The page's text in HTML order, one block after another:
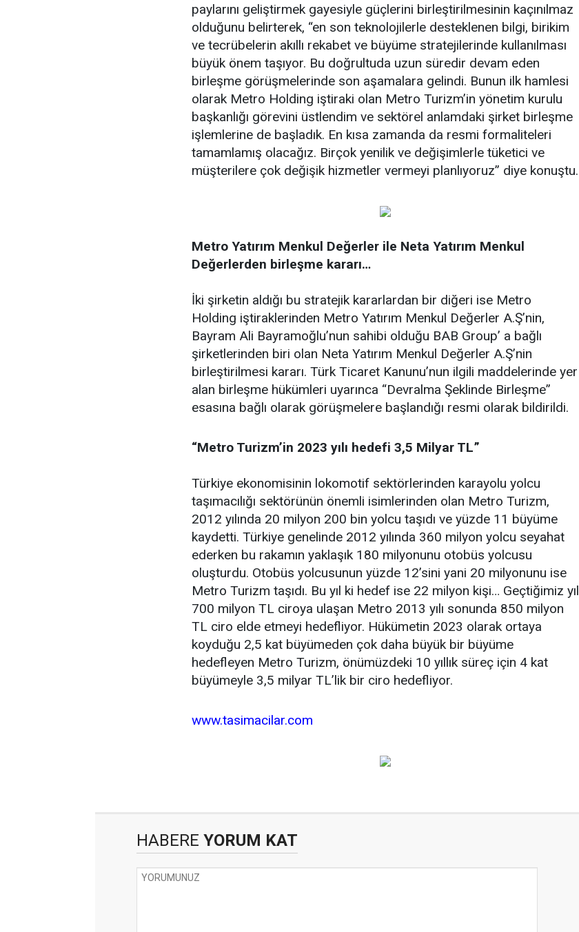
paylarını geliştirmek gayesiyle güçlerini birleştirilmesinin kaçınılmaz
olduğunu belirterek, “en son teknolojilerle desteklenen bilgi, birikim
ve tecrübelerin akıllı rekabet ve büyüme stratejilerinde kullanılması
büyük önem taşıyor. Bu doğrultuda uzun süredir devam eden
birleşme görüşmelerinde son aşamalara gelindi. Bunun ilk hamlesi
olarak Metro Holding iştiraki olan Metro Turizm’in yönetim kurulu
başkanlığı görevini üstlendim ve sektörel anlamdaki şirket birleşme
işlemlerine de başladık. En kısa zamanda da resmi formaliteleri
tamamlamış olacağız. Birçok yenilik ve değişimlerle tüketici ve
müşterilere çok değişik hizmetler vermeyi planlıyoruz” diye konuştu.
Metro Yatırım Menkul Değerler ile Neta Yatırım Menkul
Değerlerden birleşme kararı…
İki şirketin aldığı bu stratejik kararlardan bir diğeri ise Metro
Holding iştiraklerinden Metro Yatırım Menkul Değerler A.Ş’nin,
Bayram Ali Bayramoğlu’nun sahibi olduğu BAB Group’ a bağlı
şirketlerinden biri olan Neta Yatırım Menkul Değerler A.Ş’nin
birleştirilmesi kararı. Türk Ticaret Kanunu’nun ilgili maddelerinde yer
alan birleşme hükümleri uyarınca “Devralma Şeklinde Birleşme”
esasına bağlı olarak görüşmelere başlandığı resmi olarak bildirildi.
“Metro Turizm’in 2023 yılı hedefi 3,5 Milyar TL”
Türkiye ekonomisinin lokomotif sektörlerinden karayolu yolcu
taşımacılığı sektörünün önemli isimlerinden olan Metro Turizm,
2012 yılında 20 milyon 200 bin yolcu taşıdı ve yüzde 11 büyüme
kaydetti. Türkiye genelinde 2012 yılında 360 milyon yolcu seyahat
ederken bu rakamın yaklaşık 180 milyonunu otobüs yolcusu
oluşturdu. Otobüs yolcusunun yüzde 12’sini yani 20 milyonunu ise
Metro Turizm taşıdı. Bu yıl ki hedef ise 22 milyon kişi… Geçtiğimiz yıl
700 milyon TL ciroya ulaşan Metro 2013 yılı sonunda 850 milyon
TL ciro elde etmeyi hedefliyor. Hükümetin 2023 olarak ortaya
koyduğu 2,5 kat büyümeden çok daha büyük bir büyüme
hedefleyen Metro Turizm, önümüzdeki 10 yıllık süreç için 4 kat
büyümeyle 3,5 milyar TL’lik bir ciro hedefliyor.
www.tasimacilar.com
HABERE YORUM KAT